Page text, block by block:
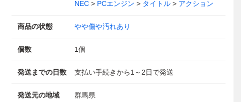
NEC
PCエンジン タイトル アクション
商品の状態 やや傷や汚れあり
個数 1個
発送までの日数 支払い手続きから1～2日で発送
発送元の地域 群馬県